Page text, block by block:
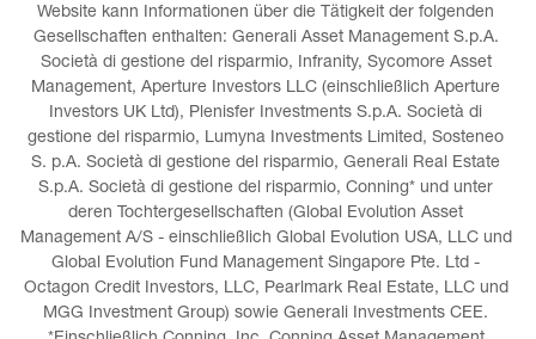
Website kann Informationen über die Tätigkeit der folgenden
Gesellschaften enthalten: Generali Asset Management S.p.A.
Società di gestione del risparmio, Infranity, Sycomore Asset
Management, Aperture Investors LLC (einschließlich Aperture
Investors UK Ltd), Plenisfer Investments S.p.A. Società di
gestione del risparmio, Lumyna Investments Limited, Sosteneo
S. p.A. Società di gestione del risparmio, Generali Real Estate
S.p.A. Società di gestione del risparmio, Conning* und unter
deren Tochtergesellschaften (Global Evolution Asset
Management A/S - einschließlich Global Evolution USA, LLC und
Global Evolution Fund Management Singapore Pte. Ltd -
Octagon Credit Investors, LLC, Pearlmark Real Estate, LLC und
MGG Investment Group) sowie Generali Investments CEE.